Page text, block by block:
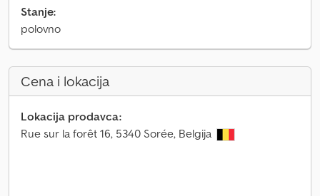
Stanje:
polovno
Cena i lokacija
Lokacija prodavca:
Rue sur la forêt 16, 5340 Sorée, Belgija